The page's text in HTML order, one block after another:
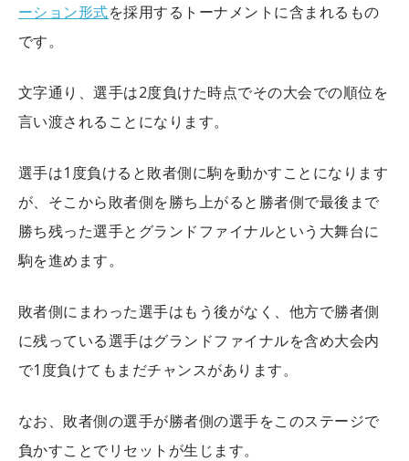
ーション形式を採用するトーナメントに含まれるもの
です。
文字通り、選手は2度負けた時点でその大会での順位を
言い渡されることになります。
選手は1度負けると敗者側に駒を動かすことになります
が、そこから敗者側を勝ち上がると勝者側で最後まで
勝ち残った選手とグランドファイナルという大舞台に
駒を進めます。
敗者側にまわった選手はもう後がなく、他方で勝者側
に残っている選手はグランドファイナルを含め大会内
で1度負けてもまだチャンスがあります。
なお、敗者側の選手が勝者側の選手をこのステージで
負かすことでリセットが生じます。